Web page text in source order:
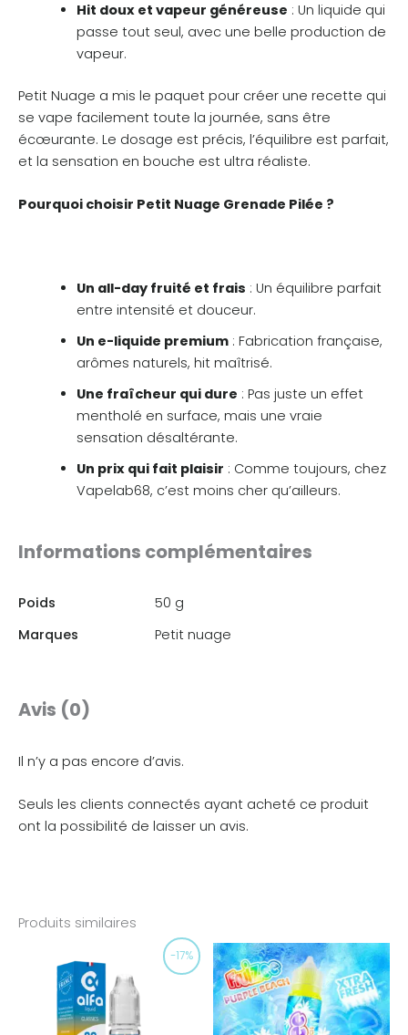
Hit doux et vapeur généreuse : Un liquide qui
passe tout seul, avec une belle production de
vapeur.
Petit Nuage a mis le paquet pour créer une recette qui
se vape facilement toute la journée, sans être
écœurante. Le dosage est précis, l’équilibre est parfait,
et la sensation en bouche est ultra réaliste.
Pourquoi choisir Petit Nuage Grenade Pilée ?
Un all-day fruité et frais : Un équilibre parfait
entre intensité et douceur.
Un e-liquide premium: Fabrication française,
arômes naturels, hit maîtrisé.
Une fraîcheur qui dure : Pas juste un effet
mentholé en surface, mais une vraie
sensation désaltérante.
Un prix qui fait plaisir : Comme toujours, chez
Vapelab68, c’est moins cher qu’ailleurs.
Informations complémentaires
Poids
50 g
Marques
Petit nuage
Avis (0)
Il n’y a pas encore d’avis.
Seuls les clients connectés ayant acheté ce produit
ont la possibilité de laisser un avis.
Produits similaires
-17%
prix
initial
était :
5,90€.
actuel
est :
4,90€.